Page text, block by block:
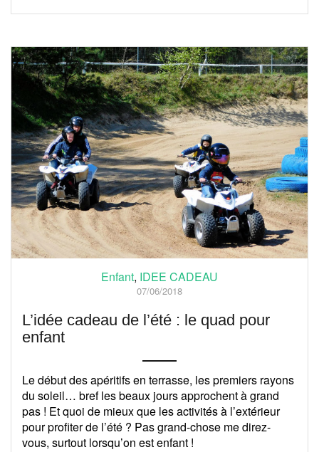
Enfant, IDEE CADEAU
07/06/2018
L’idée cadeau de l’été : le quad pour
enfant
Le début des apéritifs en terrasse, les premiers rayons
du soleil… bref les beaux jours approchent à grand
pas ! Et quoi de mieux que les activités à l’extérieur
pour profiter de l’été ? Pas grand-chose me direz-
vous, surtout lorsqu’on est enfant !